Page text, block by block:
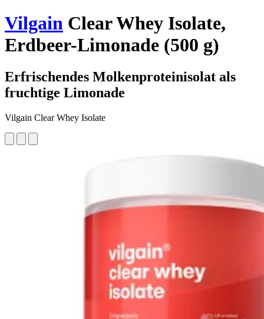
Vilgain Clear Whey Isolate,
Erdbeer-Limonade (500 g)
Erfrischendes Molkenproteinisolat als
fruchtige Limonade
Vilgain Clear Whey Isolate